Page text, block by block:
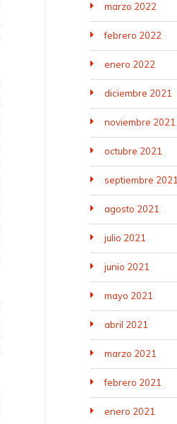
marzo 2022
febrero 2022
enero 2022
diciembre 2021
noviembre 2021
octubre 2021
septiembre 2021
agosto 2021
julio 2021
junio 2021
mayo 2021
abril 2021
marzo 2021
febrero 2021
enero 2021